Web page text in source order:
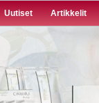
Uutiset Artikkelit